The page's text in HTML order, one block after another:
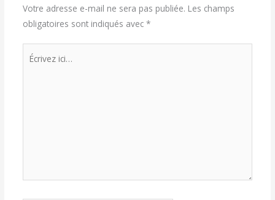
Votre adresse e-mail ne sera pas publiée. Les champs
obligatoires sont indiqués avec *
Écrivez